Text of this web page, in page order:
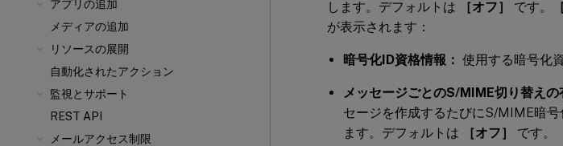
アプリの追加
メディアの追加
リソースの展開
自動化されたアクション
監視とサポート
REST API
メールアクセス制限
します。デフォルトは
［オフ］ です。
が表示されます：
暗号化ID資格情報： 使用する暗号化
メッセージごとのS/MIME切り替えの
セージを作成するたびにS/MIME暗
ます。デフォルトは
［オフ］ です。